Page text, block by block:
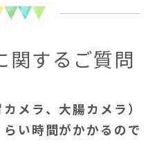
関するご質問
メラ、大腸カメラ）
い時間がかかるので